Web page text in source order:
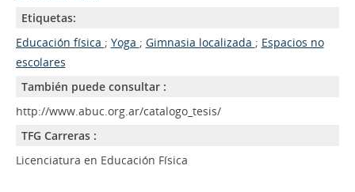
Etiquetas:
Educación física ; Yoga ; Gimnasia localizada ; Espacios no
escolares
También puede consultar :
http://www.abuc.org.ar/catalogo_tesis/
TFG Carreras :
Licenciatura en Educación Física